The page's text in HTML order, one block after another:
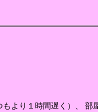
より１時間遅く）、